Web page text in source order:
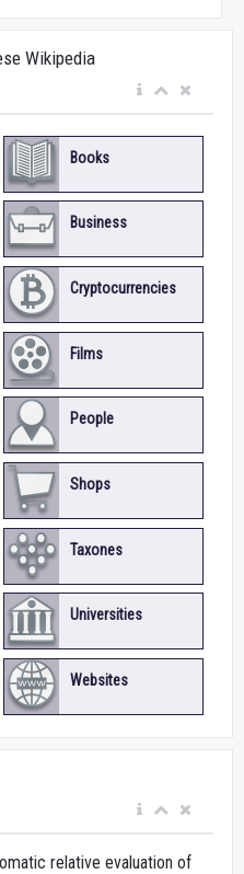
Wikipedia
Books
Business
Cryptocurrencies
Films
People
Shops
Taxones
Universities
Websites
relative evaluation of